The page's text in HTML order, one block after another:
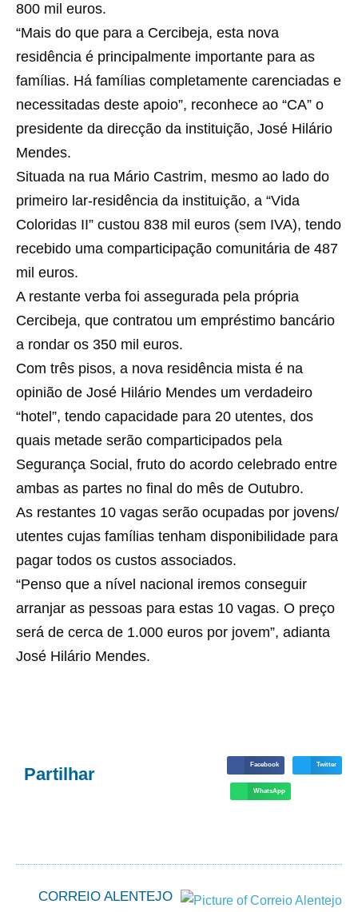
800 mil euros.
“Mais do que para a Cercibeja, esta nova
residência é principalmente importante para as
famílias. Há famílias completamente carenciadas e
necessitadas deste apoio”, reconhece ao “CA” o
presidente da direcção da instituição, José Hilário
Mendes.
Situada na rua Mário Castrim, mesmo ao lado do
primeiro lar-residência da instituição, a “Vida
Coloridas II” custou 838 mil euros (sem IVA), tendo
recebido uma comparticipação comunitária de 487
mil euros.
A restante verba foi assegurada pela própria
Cercibeja, que contratou um empréstimo bancário
a rondar os 350 mil euros.
Com três pisos, a nova residência mista é na
opinião de José Hilário Mendes um verdadeiro
“hotel”, tendo capacidade para 20 utentes, dos
quais metade serão comparticipados pela
Segurança Social, fruto do acordo celebrado entre
ambas as partes no final do mês de Outubro.
As restantes 10 vagas serão ocupadas por jovens/
utentes cujas famílias tenham disponibilidade para
pagar todos os custos associados.
“Penso que a nível nacional iremos conseguir
arranjar as pessoas para estas 10 vagas. O preço
será de cerca de 1.000 euros por jovem”, adianta
José Hilário Mendes.
Partilhar Facebook Twitter
WhatsApp
CORREIO ALENTEJO